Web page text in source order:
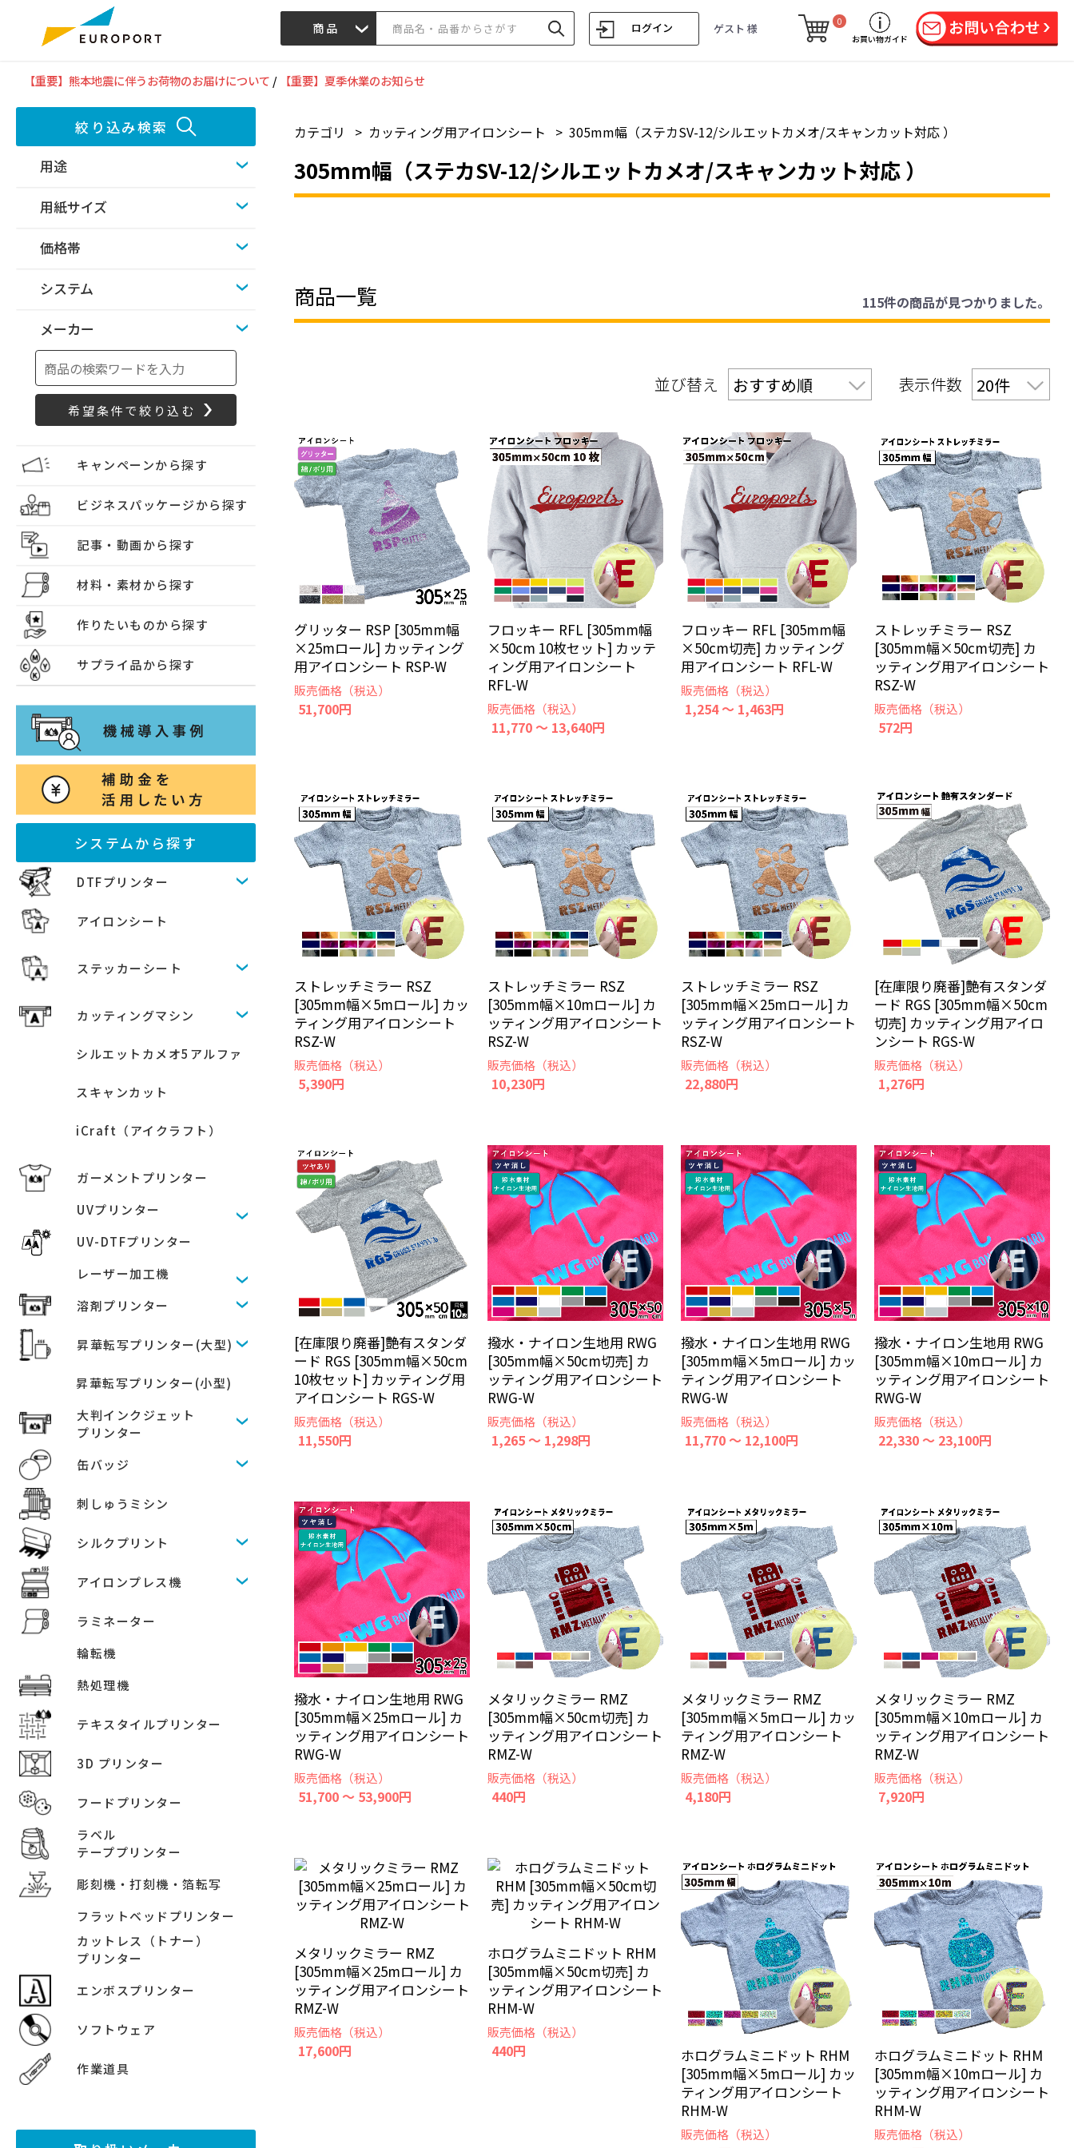
商品 ログイン ゲスト 様
0
お買い物ガイド
【重要】熊本地震に伴うお荷物のお届けについて / 【重要】夏季休業のお知らせ
絞り込み検索
用途
用紙サイズ
価格帯
システム
メーカー
キャンペーンから探す
ビジネスパッケージから探す
記事・動画から探す
材料・素材から探す
作りたいものから探す
サプライ品から探す
システムから探す
DTFプリンター
アイロンシート
ステッカーシート
カッティングマシン
シルエットカメオ5アルファ
スキャンカット
iCraft（アイクラフト）
ガーメントプリンター
UVプリンター
UV-DTFプリンター
レーザー加工機
溶剤プリンター
昇華転写プリンター(大型)
昇華転写プリンター(小型)
大判インクジェット
プリンター
缶バッジ
刺しゅうミシン
シルクプリント
アイロンプレス機
ラミネーター
輪転機
熱処理機
テキスタイルプリンター
3D プリンター
フードプリンター
ラベル
テーププリンター
彫刻機・打刻機・箔転写
フラットベッドプリンター
カットレス（トナー）
プリンター
エンボスプリンター
ソフトウェア
作業道具
カテゴリ > カッティング用アイロンシート > 305mm幅（ステカSV-12/シルエットカメオ/スキャンカット対応 ）
305mm幅（ステカSV-12/シルエットカメオ/スキャンカット対応 ）
商品一覧 115件の商品が見つかりました。
並び替え 表示件数
グリッター RSP [305mm幅
×25mロール] カッティング
用アイロンシート RSP-W
販売価格（税込）
51,700円
フロッキー RFL [305mm幅
×50cm 10枚セット] カッテ
ィング用アイロンシート
RFL-W
販売価格（税込）
11,770 ～ 13,640円
フロッキー RFL [305mm幅
×50cm切売] カッティング
用アイロンシート RFL-W
販売価格（税込）
1,254 ～ 1,463円
ストレッチミラー RSZ
[305mm幅×50cm切売] カ
ッティング用アイロンシート
RSZ-W
販売価格（税込）
572円
ストレッチミラー RSZ
[305mm幅×5mロール] カッ
ティング用アイロンシート
RSZ-W
販売価格（税込）
5,390円
ストレッチミラー RSZ
[305mm幅×10mロール] カ
ッティング用アイロンシート
RSZ-W
販売価格（税込）
10,230円
ストレッチミラー RSZ
[305mm幅×25mロール] カ
ッティング用アイロンシート
RSZ-W
販売価格（税込）
22,880円
[在庫限り廃番]艶有スタンダ
ード RGS [305mm幅×50cm
切売] カッティング用アイロ
ンシート RGS-W
販売価格（税込）
1,276円
[在庫限り廃番]艶有スタンダ
ード RGS [305mm幅×50cm
10枚セット] カッティング用
アイロンシート RGS-W
販売価格（税込）
11,550円
撥水・ナイロン生地用 RWG
[305mm幅×50cm切売] カ
ッティング用アイロンシート
RWG-W
販売価格（税込）
1,265 ～ 1,298円
撥水・ナイロン生地用 RWG
[305mm幅×5mロール] カッ
ティング用アイロンシート
RWG-W
販売価格（税込）
11,770 ～ 12,100円
撥水・ナイロン生地用 RWG
[305mm幅×10mロール] カ
ッティング用アイロンシート
RWG-W
販売価格（税込）
22,330 ～ 23,100円
撥水・ナイロン生地用 RWG
[305mm幅×25mロール] カ
ッティング用アイロンシート
RWG-W
販売価格（税込）
51,700 ～ 53,900円
メタリックミラー RMZ
[305mm幅×50cm切売] カ
ッティング用アイロンシート
RMZ-W
販売価格（税込）
440円
メタリックミラー RMZ
[305mm幅×5mロール] カッ
ティング用アイロンシート
RMZ-W
販売価格（税込）
4,180円
メタリックミラー RMZ
[305mm幅×10mロール] カ
ッティング用アイロンシート
RMZ-W
販売価格（税込）
7,920円
メタリックミラー RMZ
[305mm幅×25mロール] カ
ッティング用アイロンシート
RMZ-W
販売価格（税込）
17,600円
ホログラムミニドット RHM
[305mm幅×50cm切売] カ
ッティング用アイロンシート
RHM-W
販売価格（税込）
440円
ホログラムミニドット RHM
[305mm幅×5mロール] カッ
ティング用アイロンシート
RHM-W
販売価格（税込）
ホログラムミニドット RHM
[305mm幅×10mロール] カ
ッティング用アイロンシート
RHM-W
販売価格（税込）